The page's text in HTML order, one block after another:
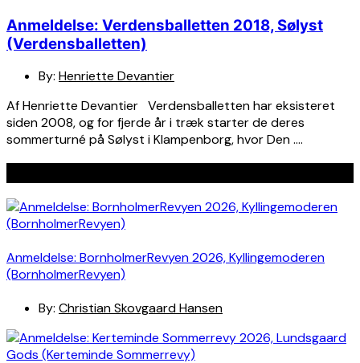
Anmeldelse: Verdensballetten 2018, Sølyst
(Verdensballetten)
By: Henriette Devantier
Af Henriette Devantier Verdensballetten har eksisteret
siden 2008, og for fjerde år i træk starter de deres
sommerturné på Sølyst i Klampenborg, hvor Den ….
Anmeldelse: BornholmerRevyen 2026, Kyllingemoderen
(BornholmerRevyen)
By: Christian Skovgaard Hansen